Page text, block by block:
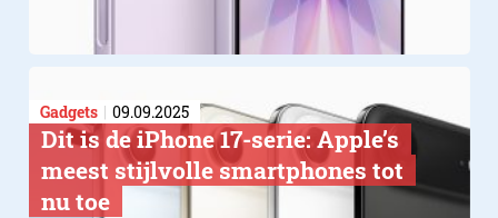
Gadgets 09.09.2025
Dit is de iPhone 17-serie: Apple’s
meest stijlvolle smartphones tot
nu toe